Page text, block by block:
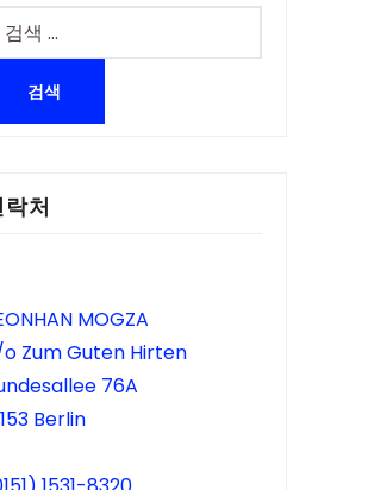
락처
MOGZA
Zum Guten Hirten
76A
Berlin